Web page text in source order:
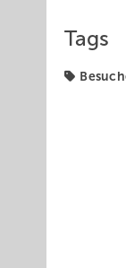
Tags